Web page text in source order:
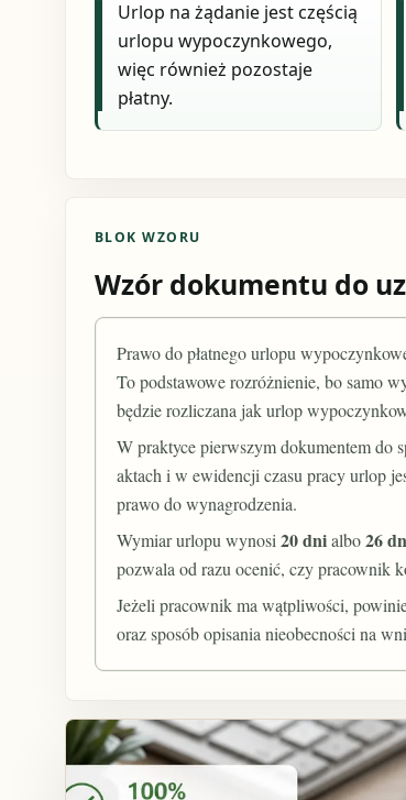
Urlop na żądanie jest częścią
urlopu wypoczynkowego,
więc również pozostaje
płatny.
BLOK WZORU
Wzór dokumentu do
Prawo do płatnego urlopu
To podstawowe rozróżnienie, bo samo
będzie rozliczana jak urlop
W praktyce pierwszym dokumentem do
aktach i w ewidencji czasu pracy urlop
prawo do wynagrodzenia.
Wymiar urlopu wynosi20 dnialbo26
pozwala od razu ocenić, czy pracownik
Jeżeli pracownik ma wątpliwości,
oraz sposób opisania nieobecności na